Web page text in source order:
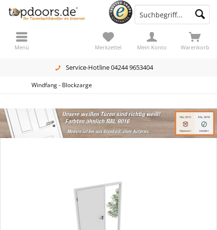
Service-Hotline 04244 9653404
Warenkorb
Merkzettel Mein Konto
Menü
Windfang - Blockzarge